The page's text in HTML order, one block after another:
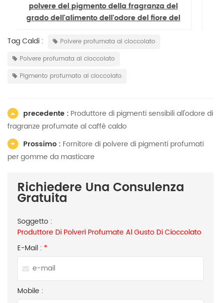
pigmento di polvere aromatica di menta
aromatica microcapsule
Tag Caldi :
Polvere profumata al cioccolato
Polvere profumata al cioccolato
Pigmento profumato al cioccolato
precedente : Produttore di pigmenti sensibili all'odore di
fragranze profumate al caffè caldo
Prossimo : Fornitore di polvere di pigmenti profumati
per gomme da masticare
Richiedere Una Consulenza
Gratuita
Soggetto :
Produttore Di Polveri Profumate Al Gusto Di Cioccolato
E-Mail : *
Mobile :